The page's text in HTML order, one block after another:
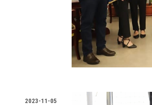
2023-11-05